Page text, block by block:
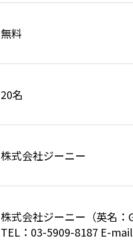
無料
20名
株式会社ジーニー
株式会社ジーニー（英名：
TEL：03-5909-8187 E-